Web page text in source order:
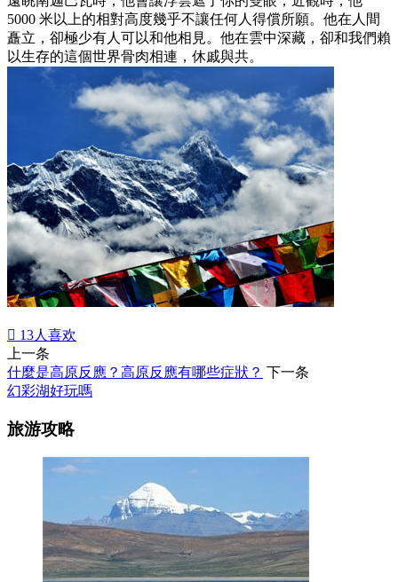
5000 米以上的相對高度幾乎不讓任何人得償所願。他在人間
矗立，卻極少有人可以和他相見。他在雲中深藏，卻和我們賴
以生存的這個世界骨肉相連，休戚與共。
 13人喜欢
上一条
什麼是高原反應？高原反應有哪些症狀？ 下一条
幻彩湖好玩嗎
旅游攻略